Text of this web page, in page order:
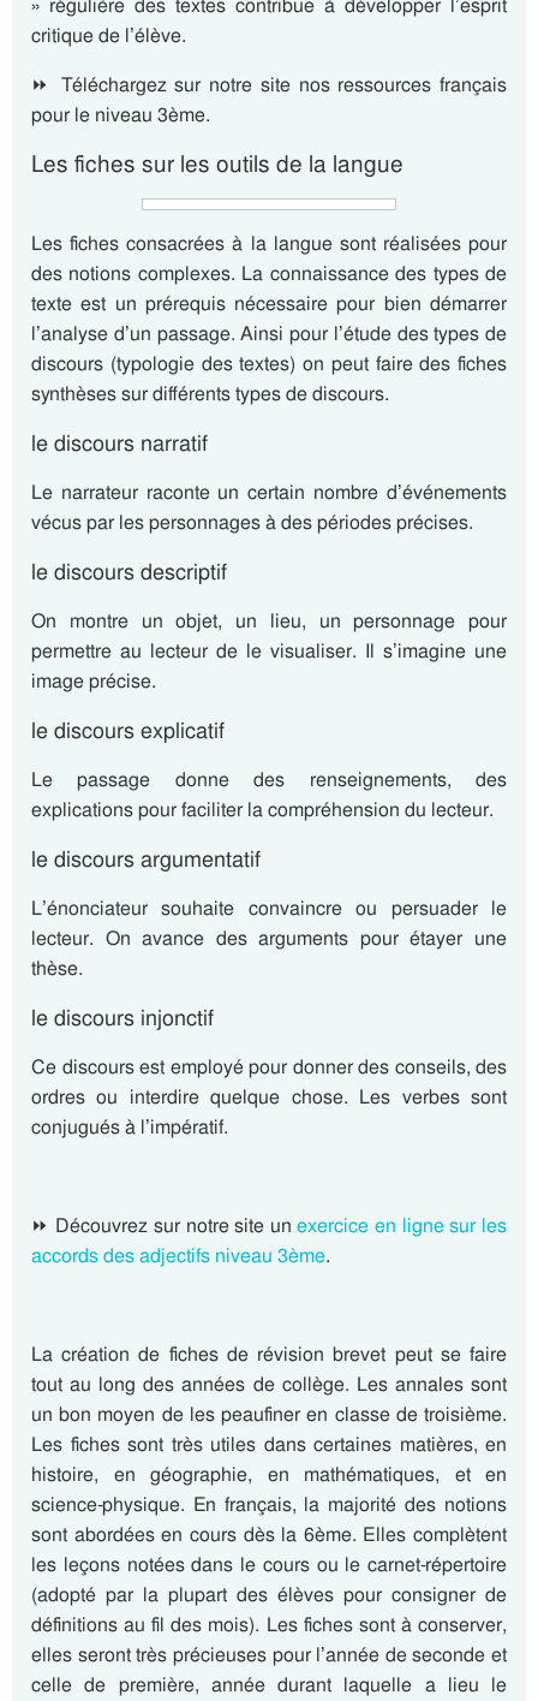
» régulière des textes contribue à développer l’esprit
critique de l’élève.
⏩ Téléchargez sur notre site nos ressources français
pour le niveau 3ème.
Les fiches sur les outils de la langue
Les fiches consacrées à la langue sont réalisées pour
des notions complexes. La connaissance des types de
texte est un prérequis nécessaire pour bien démarrer
l’analyse d’un passage. Ainsi pour l’étude des types de
discours (typologie des textes) on peut faire des fiches
synthèses sur différents types de discours.
le discours narratif
Le narrateur raconte un certain nombre d’événements
vécus par les personnages à des périodes précises.
le discours descriptif
On montre un objet, un lieu, un personnage pour
permettre au lecteur de le visualiser. Il s’imagine une
image précise.
le discours explicatif
Le passage donne des renseignements, des
explications pour faciliter la compréhension du lecteur.
le discours argumentatif
L’énonciateur souhaite convaincre ou persuader le
lecteur. On avance des arguments pour étayer une
thèse.
le discours injonctif
Ce discours est employé pour donner des conseils, des
ordres ou interdire quelque chose. Les verbes sont
conjugués à l’impératif.
⏩ Découvrez sur notre site unexercice en ligne sur les
accords des adjectifs niveau 3ème.
La création de fiches de révision brevet peut se faire
tout au long des années de collège. Les annales sont
un bon moyen de les peaufiner en classe de troisième.
Les fiches sont très utiles dans certaines matières, en
histoire, en géographie, en mathématiques, et en
science-physique. En français, la majorité des notions
sont abordées en cours dès la 6ème. Elles complètent
les leçons notées dans le cours ou le carnet-répertoire
(adopté par la plupart des élèves pour consigner de
définitions au fil des mois). Les fiches sont à conserver,
elles seront très précieuses pour l’année de seconde et
celle de première, année durant laquelle a lieu le